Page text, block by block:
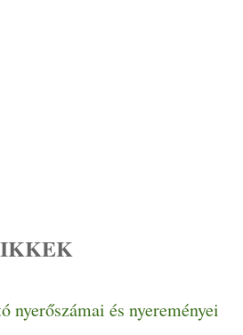
nyerőszámai és nyereményei